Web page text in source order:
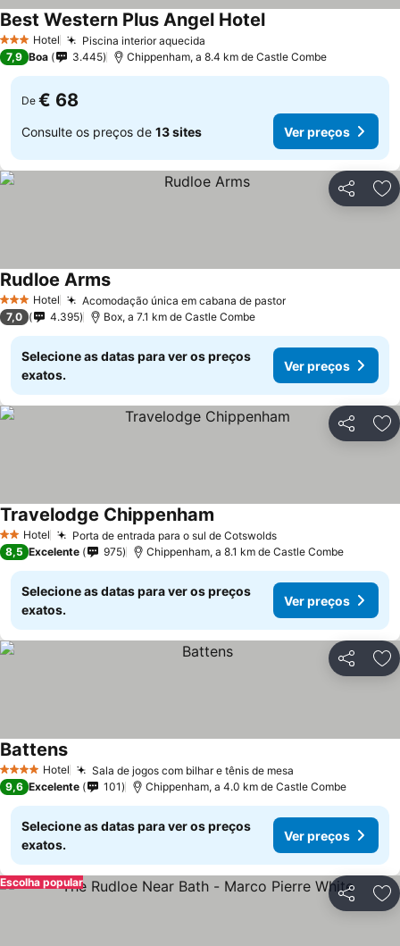
3 EstrelasHotel Piscina interior aquecida
Best Western Plus Angel Hotel
7,9 Boa 3.445 Chippenham, a 8.4 km de Castle Combe
De € 68
Consulte os preços de 13 sites Ver preços
Partilhar
3 EstrelasHotel Acomodação única em cabana de pastor
Rudloe Arms
7,0 4.395 Box, a 7.1 km de Castle Combe
Selecione as datas para ver os preços
exatos.
Ver preços
Partilhar
2 Estrelas
Hotel Porta de entrada para o sul de Cotswolds
Travelodge Chippenham
8,5 Excelente 975 Chippenham, a 8.1 km de Castle Combe
Selecione as datas para ver os preços
exatos.
Ver preços
Partilhar
4 EstrelasHotel Sala de jogos com bilhar e tênis de mesa
Battens
9,6 Excelente 101 Chippenham, a 4.0 km de Castle Combe
Selecione as datas para ver os preços
exatos.
Ver preços
Partilhar
Escolha popular